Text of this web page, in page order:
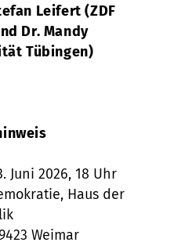
Leifert (ZDF
Dr. Mandy
Tübingen)
Juni 2026, 18 Uhr
Haus der
Weimar